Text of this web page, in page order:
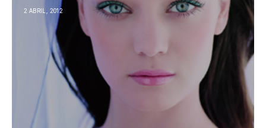
2 ABRIL, 2012